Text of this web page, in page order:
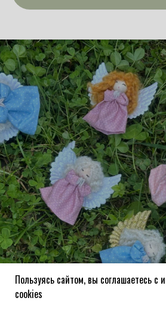
Пользуясь сайтом, вы соглашаетесь с
cookies